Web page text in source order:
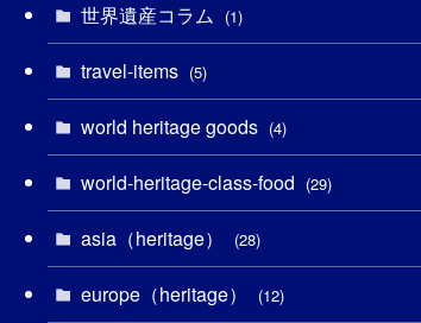
(14)
(18)
(3)
(3)
(13)
(2)
(2)
(1)
(9)
(1)
(1)
(1)
(8)
(27)
(5)
(19)
(8)
世界遺産コラム (1)
travel-items (5)
world heritage goods (4)
world-heritage-class-food (29)
asia（heritage） (28)
(1)
europe（heritage） (12)